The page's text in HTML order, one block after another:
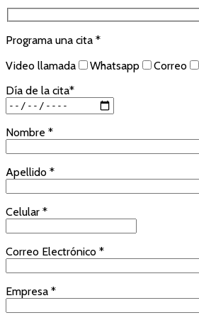
Programa una cita *
Video llamada
Whatsapp
Correo
Día de la cita*
Nombre *
Apellido *
Celular *
Correo Electrónico *
Empresa *